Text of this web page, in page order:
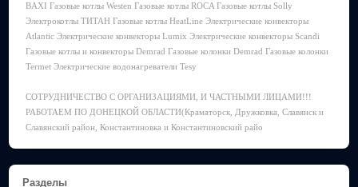
BAXI Газовые котлы Westen Газовые котлы ROCA Газовые котлы Solly
Электрокотлы ТИТАН Газовые котлы HeatLine Электрические конвекторы
Atlantic Электрические конвекторы Lumix Электрические конвекторы Scandi
Газовые котлы и конвекторы Demrad Газовые колонки Demrad Газовые колонки
Termet Электрические водонагреватели Tesy
СОТРУДНИЧЕСТВО С ОРГАНИЗАЦИЯМИ, И ЧАСТНЫМИ ЛИЦАМИ!!!
РАБОТАЕМ ПО ДОНЕЦКОЙ ОБЛАСТИ(Краматорск, Дружковка, Славянск и
Славянский район, Константиновка и Константиновский райо
Разделы